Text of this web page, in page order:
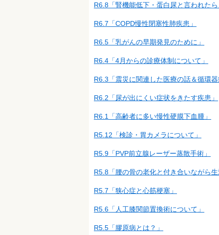
R6.8「腎機能低下・蛋白尿と言われたら
R6.7「COPD慢性閉塞性肺疾患」
R6.5「乳がんの早期発見のために」
R6.4「4月からの診療体制について」
R6.3「震災に関連した医療の話＆循環器
R6.2「尿が出にくい症状をきたす疾患」
R6.1「高齢者に多い慢性硬膜下血腫」
R5.12「検診・胃カメラについて」
R5.9「PVP前立腺レーザー蒸散手術」
R5.8「腰の骨の老化と付き合いながら生
R5.7「狭心症と心筋梗塞」
R5.6「人工膝関節置換術について」
R5.5「膠原病とは？」